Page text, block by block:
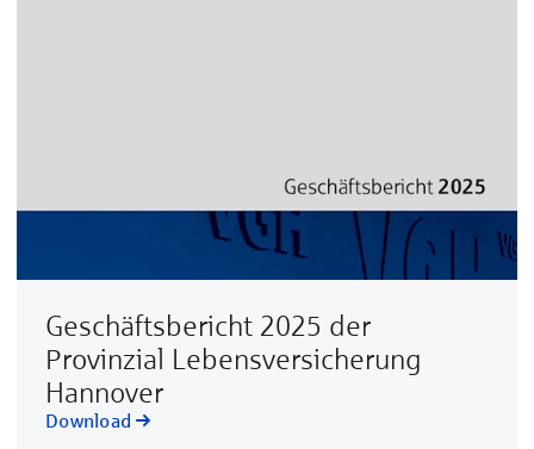
Geschäftsbericht 2025 der
Provinzial Lebensversicherung
Hannover
Download